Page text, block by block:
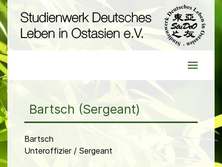
Bartsch (Sergeant)
Bartsch
Unteroffizier / Sergeant